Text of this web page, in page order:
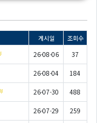
게시일
조회수
26-08-06 37
26-08-04 184
26-07-30 488
26-07-29 259